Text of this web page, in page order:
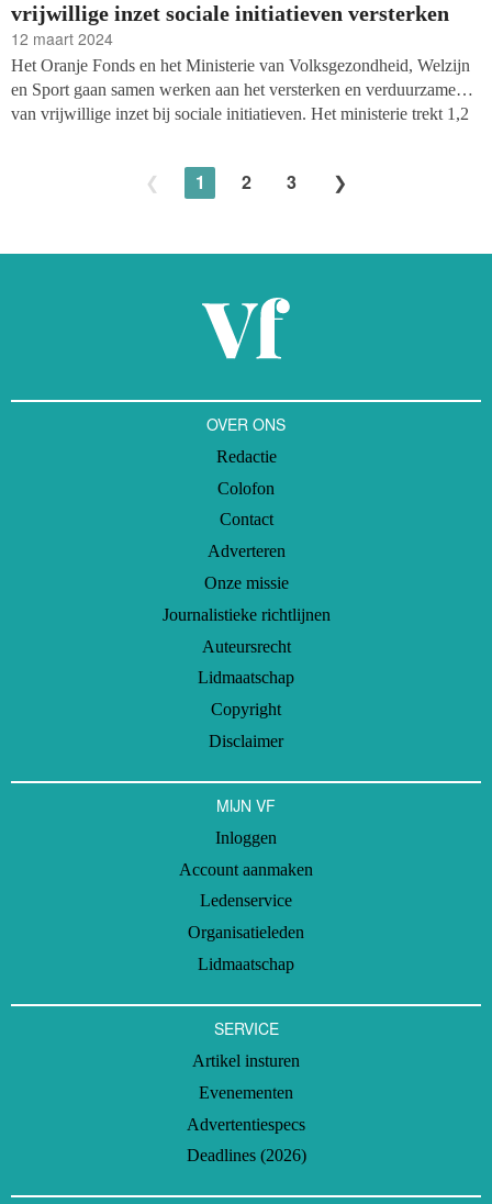
vrijwillige inzet sociale initiatieven versterken
12 maart 2024
Het Oranje Fonds en het Ministerie van Volksgezondheid, Welzijn
en Sport gaan samen werken aan het versterken en verduurzamen
van vrijwillige inzet bij sociale initiatieven. Het ministerie trekt 1,2
zich de komende vier jaar richt op het ondersteunen van
vrijwilligersinitiatieven met zowel kennis als geld.
1 2 3
OVER ONS
Redactie
Colofon
Contact
Adverteren
Onze missie
Journalistieke richtlijnen
Auteursrecht
Lidmaatschap
Copyright
Disclaimer
MIJN VF
Inloggen
Account aanmaken
Ledenservice
Organisatieleden
Lidmaatschap
SERVICE
Artikel insturen
Evenementen
Advertentiespecs
Deadlines (2026)